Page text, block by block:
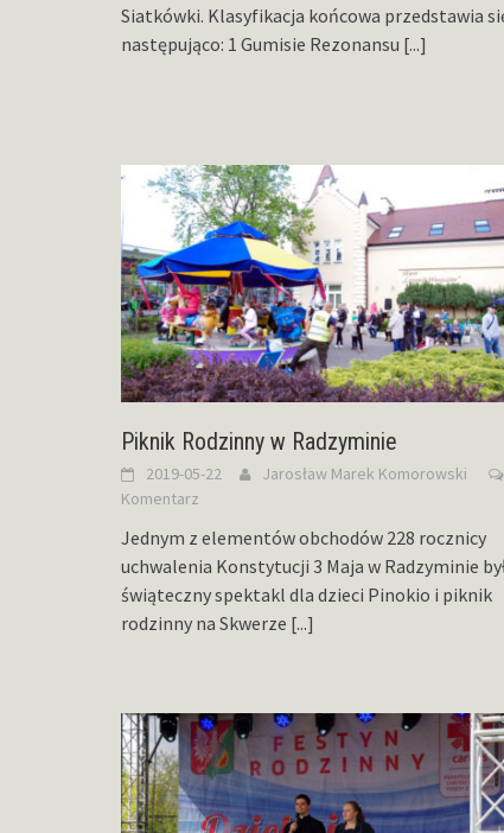
Siatkówki. Klasyfikacja końcowa przedstawia
następująco: 1 Gumisie Rezonansu [...]
Piknik Rodzinny w Radzyminie
2019-05-22
Jarosław Marek Komorowski
Komentarz
Jednym z elementów obchodów 228 rocznicy
uchwalenia Konstytucji 3 Maja w Radzyminie
świąteczny spektakl dla dzieci Pinokio i piknik
rodzinny na Skwerze [...]